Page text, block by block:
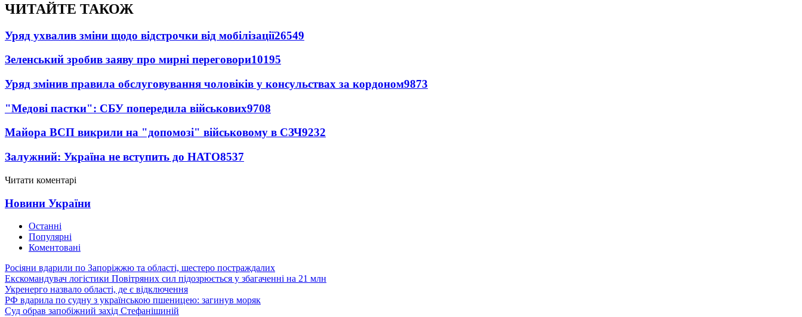
ЧИТАЙТЕ ТАКОЖ
Уряд ухвалив зміни щодо відстрочки від мобілізації26549
Зеленський зробив заяву про мирні переговори10195
Уряд змінив правила обслуговування чоловіків у консульствах за кордоном9873
"Медові пастки": СБУ попередила військових9708
Майора ВСП викрили на "допомозі" військовому в СЗЧ9232
Залужний: Україна не вступить до НАТО8537
Читати коментарі
Новини України
Останні
Популярні
Коментовані
Росіяни вдарили по Запоріжжю та області, шестеро постраждалих
Екскомандувач логістики Повітряних сил підозрюється у збагаченні на 21 млн
Укренерго назвало області, де є відключення
РФ вдарила по судну з українською пшеницею: загинув моряк
Суд обрав запобіжний захід Стефанішиній